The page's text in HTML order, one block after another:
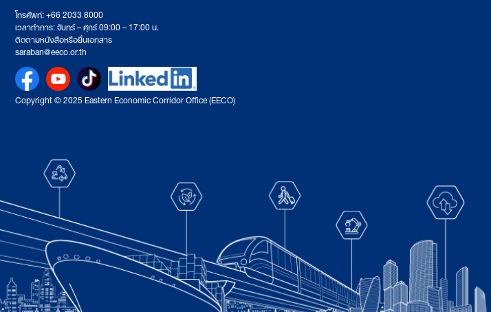
โทรศัพท์: +66 2033 8000
เวลาทำการ: จันทร์ – ศุกร์ 09:00 – 17:00 น.
ติดตามหนังสือหรือยื่นเอกสาร
saraban@eeco.or.th
Copyright © 2025 Eastern Economic Corridor Office (EECO)